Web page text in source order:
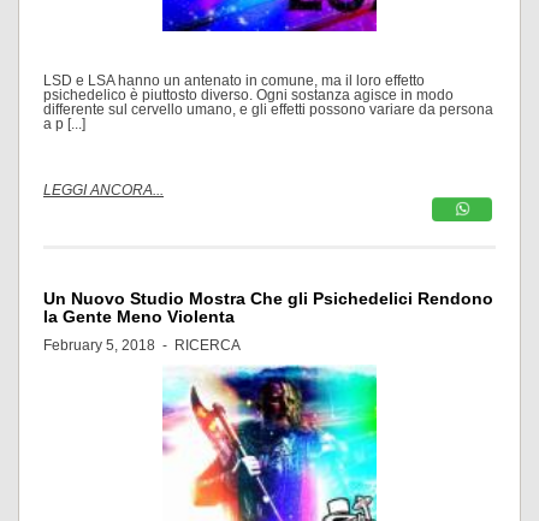
LSD e LSA hanno un antenato in comune, ma il loro effetto
psichedelico è piuttosto diverso. Ogni sostanza agisce in modo
differente sul cervello umano, e gli effetti possono variare da persona
a p [...]
LEGGI ANCORA...
Un Nuovo Studio Mostra Che gli Psichedelici Rendono
la Gente Meno Violenta
February 5, 2018 - RICERCA